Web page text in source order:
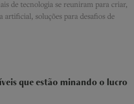
de tecnologia se reuniram para criar,
artificial, soluções para desafios de
que estão minando o lucro